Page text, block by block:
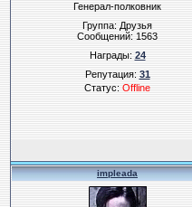
Генерал-полковник
Группа: Друзья
Сообщений:1563
Награды:24
Репутация:31
Статус:Offline
impleada